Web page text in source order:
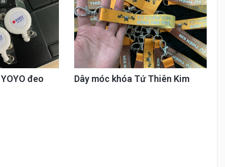
đeo
Dây móc khóa Tứ Thiên Kim